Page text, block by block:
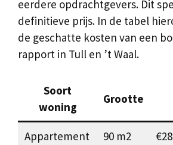
eerdere opdrachtgevers. Dit
definitieve prijs. In de tabel
de geschatte kosten van een
rapport in Tull en ’t Waal.
Soort
woning
Grootte
Appartement 90 m2